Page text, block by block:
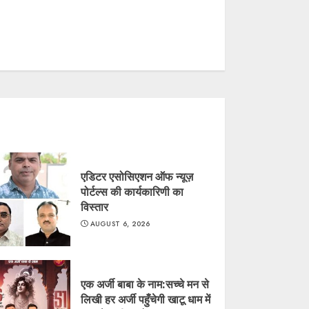
एडिटर एसोसिएशन ऑफ न्यूज़
पोर्टल्स की कार्यकारिणी का
विस्तार
AUGUST 6, 2026
एक अर्जी बाबा के नाम:सच्चे मन से
लिखी हर अर्जी पहुँचेगी खाटू धाम में